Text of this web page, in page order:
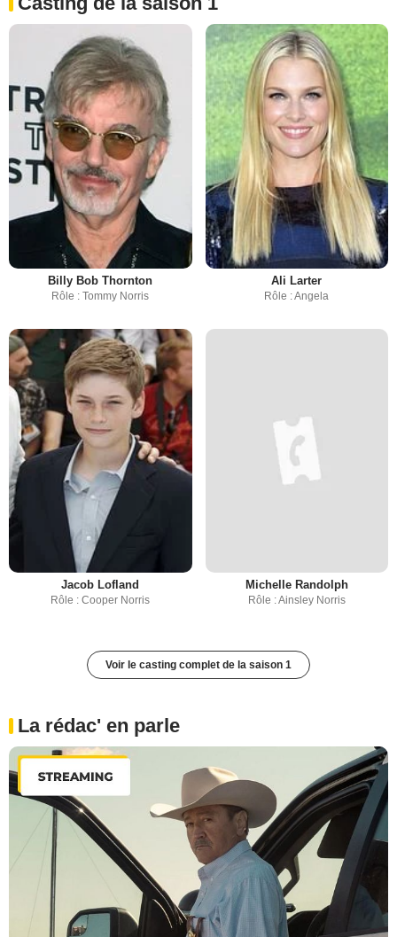
Billy Bob Thornton
Rôle : Tommy Norris
Ali Larter
Rôle : Angela
Jacob Lofland
Rôle : Cooper Norris
Michelle Randolph
Rôle : Ainsley Norris
Voir le casting complet de la saison 1
La rédac' en parle